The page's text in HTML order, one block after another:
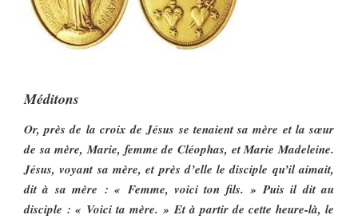
Méditons
Or, près de la croix de Jésus se tenaient sa mère et la sœur
de sa mère, Marie, femme de Cléophas, et Marie Madeleine.
Jésus, voyant sa mère, et près d’elle le disciple qu’il aimait,
dit à sa mère : « Femme, voici ton fils. » Puis il dit au
disciple : « Voici ta mère. » Et à partir de cette heure-là, le